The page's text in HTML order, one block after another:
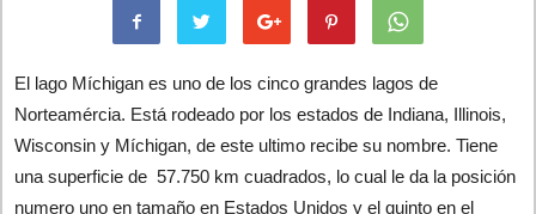
El lago Míchigan es uno de los cinco grandes lagos de
Norteamércia. Está rodeado por los estados de Indiana, Illinois,
Wisconsin y Míchigan, de este ultimo recibe su nombre. Tiene
una superficie de 57.750 km cuadrados, lo cual le da la posición
numero uno en tamaño en Estados Unidos y el quinto en el